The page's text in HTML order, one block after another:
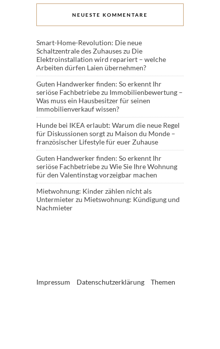
NEUESTE KOMMENTARE
Smart-Home-Revolution: Die neue
Schaltzentrale des Zuhauseszu Die
Elektroinstallation wird repariert – welche
Arbeiten dürfen Laien übernehmen?
Guten Handwerker finden: So erkennt Ihr
seriöse Fachbetriebezu Immobilienbewertung –
Was muss ein Hausbesitzer für seinen
Immobilienverkauf wissen?
Hunde bei IKEA erlaubt: Warum die neue Regel
für Diskussionen sorgtzu Maison du Monde –
französischer Lifestyle für euer Zuhause
Guten Handwerker finden: So erkennt Ihr
seriöse Fachbetriebezu Wie Sie Ihre Wohnung
für den Valentinstag vorzeigbar machen
Mietwohnung: Kinder zählen nicht als
Untermieterzu Mietswohnung: Kündigung und
Nachmieter
Impressum Datenschutzerklärung Themen